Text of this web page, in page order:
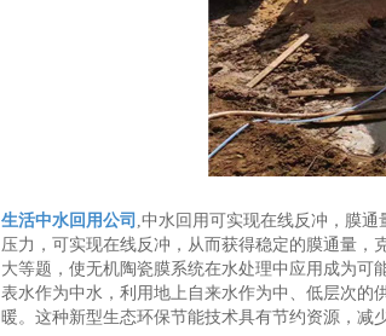
生活中水回用公司 ,中水回用可实现在线反冲，膜
压力，可实现在线反冲，从而获得稳定的膜通量
大等题，使无机陶瓷膜系统在水处理中应用成为
表水作为中水，利用地上自来水作为中、低层次
暖。这种新型生态环保节能技术具有节约资源，减